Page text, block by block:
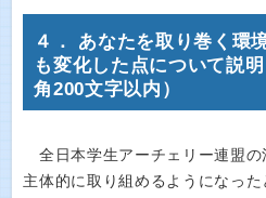
４． あなたを取り巻く環
も変化した点について説
角200文字以内）
全日本学生アーチェリー連盟の
主体的に取り組めるようになっ